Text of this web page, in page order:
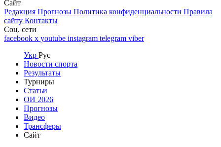
Сайт
Редакция Прогнозы Политика конфиденциальности Правила
сайту Контакты
Соц. сети
facebook x youtube instagram telegram viber
Укр Рус
Новости спорта
Результаты
Турниры
Статьи
ОИ 2026
Прогнозы
Видео
Трансферы
Сайт